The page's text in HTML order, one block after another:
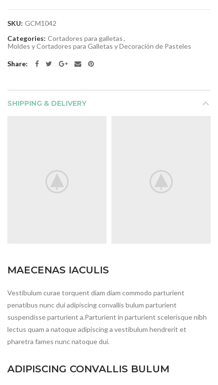
SKU: GCM1042
Categories: Cortadores para galletas,
Moldes y Cortadores para Galletas y Decoración de Pasteles
Share
SHIPPING & DELIVERY
MAECENAS IACULIS
Vestibulum curae torquent diam diam commodo parturient
penatibus nunc dui adipiscing convallis bulum parturient
suspendisse parturient a.Parturient in parturient scelerisque nibh
lectus quam a natoque adipiscing a vestibulum hendrerit et
pharetra fames nunc natoque dui.
ADIPISCING CONVALLIS BULUM